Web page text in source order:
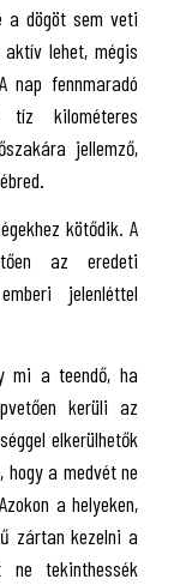
a dögöt sem veti
lehet, mégis
nap fennmaradó
kilométeres
jellemző,
kötődik. A
az eredeti
jelenléttel
mi a teendő, ha
kerüli az
elkerülhetők
a medvét ne
a helyeken,
zártan kezelni a
ne tekinthessék